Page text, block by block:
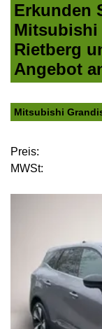
Erkunden
Mitsubishi
Rietberg
Angebot
Mitsubishi
Preis:
MWSt: